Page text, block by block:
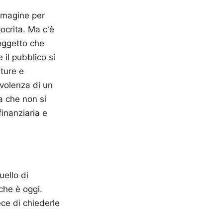
per
Ma c'è
che
il pubblico si
e
di un
che non si
e
di
è oggi.
di chiederle